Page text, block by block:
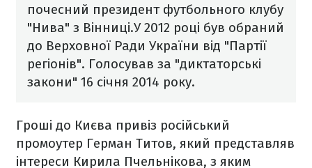
почесний президент футбольного клубу
"Нива" з Вінниці.У 2012 році був обраний
до Верховної Ради України від "Партії
регіонів". Голосував за "диктаторські
закони" 16 січня 2014 року.
Гроші до Києва привіз російський
промоутер Герман Титов, який представляв
інтереси Кирила Пчельнікова, з яким